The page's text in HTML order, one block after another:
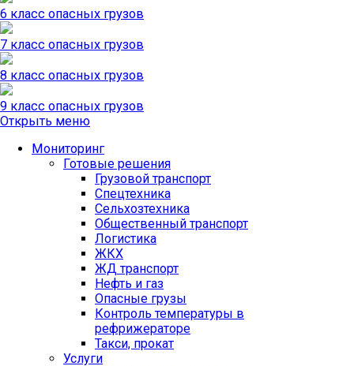
6 класс опасных грузов
7 класс опасных грузов
8 класс опасных грузов
9 класс опасных грузов
Открыть меню
Мониторинг
Готовые решения
Грузовой транспорт
Спецтехника
Сельхозтехника
Общественный транспорт
Логистика
ЖКХ
ЖД транспорт
Нефть и газ
Опасные грузы
Контроль температуры в
рефрижераторе
Такси, прокат
Услуги